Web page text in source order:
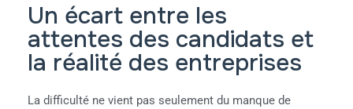
Un écart entre les
attentes des candidats et
la réalité des entreprises
La difficulté ne vient pas seulement du manque de